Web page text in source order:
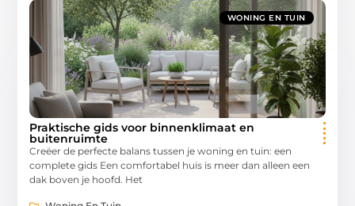
WONING EN TUIN
Praktische gids voor binnenklimaat en
buitenruimte
Creëer de perfecte balans tussen je woning en tuin: een
complete gids Een comfortabel huis is meer dan alleen een
dak boven je hoofd. Het